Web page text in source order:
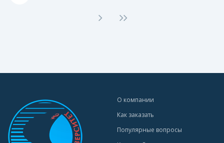
О компании
Как заказать
Популярные вопросы